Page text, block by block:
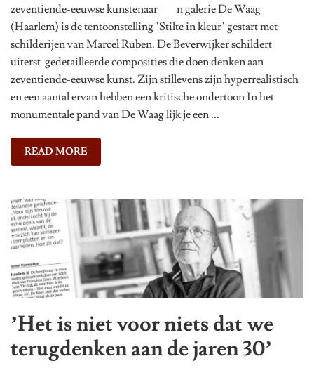
zeventiende-eeuwse kunstenaar n galerie De Waag
(Haarlem) is de tentoonstelling ’Stilte in kleur’ gestart met
schilderijen van Marcel Ruben. De Beverwijker schildert
uiterst gedetailleerde composities die doen denken aan
zeventiende-eeuwse kunst. Zijn stillevens zijn hyperrealistisch
en een aantal ervan hebben een kritische ondertoon In het
monumentale pand van De Waag lijk je een ...
READ MORE
’Het is niet voor niets dat we
terugdenken aan de jaren 30’